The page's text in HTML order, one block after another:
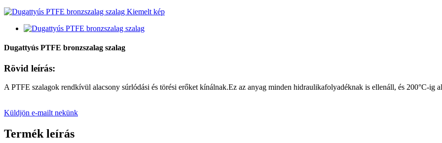
Dugattyús PTFE bronzszalag szalag
Rövid leírás:
A PTFE szalagok rendkívül alacsony súrlódási és törési erőket kínálnak.Ez az anyag minden hidraulikafolyadéknak is ellenáll, és 200°C-ig
Küldjön e-mailt nekünk
Termék leírás